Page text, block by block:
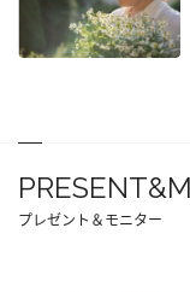
プレゼント＆モニター